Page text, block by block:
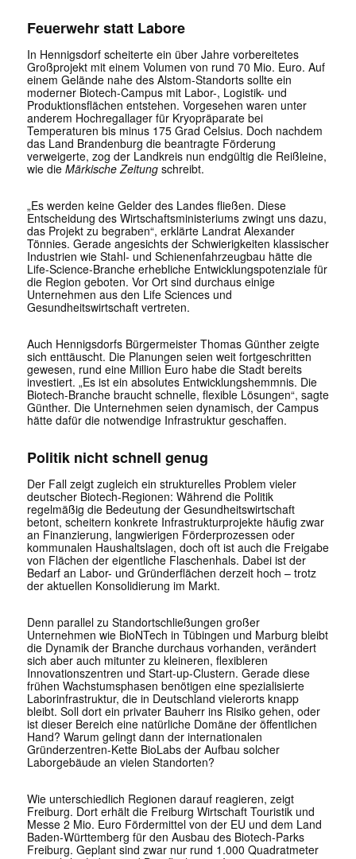
Feuerwehr statt Labore
In Hennigsdorf scheiterte ein über Jahre vorbereitetes
Großprojekt mit einem Volumen von rund 70 Mio. Euro. Auf
einem Gelände nahe des Alstom-Standorts sollte ein
moderner Biotech-Campus mit Labor-, Logistik- und
Produktionsflächen entstehen. Vorgesehen waren unter
anderem Hochregallager für Kryopräparate bei
Temperaturen bis minus 175 Grad Celsius. Doch nachdem
das Land Brandenburg die beantragte Förderung
verweigerte, zog der Landkreis nun endgültig die Reißleine,
wie die Märkische Zeitungschreibt.
„Es werden keine Gelder des Landes fließen. Diese
Entscheidung des Wirtschaftsministeriums zwingt uns dazu,
das Projekt zu begraben“, erklärte Landrat Alexander
Tönnies. Gerade angesichts der Schwierigkeiten klassischer
Industrien wie Stahl- und Schienenfahrzeugbau hätte die
Life-Science-Branche erhebliche Entwicklungspotenziale für
die Region geboten. Vor Ort sind durchaus einige
Unternehmen aus den Life Sciences und
Gesundheitswirtschaft vertreten.
Auch Hennigsdorfs Bürgermeister Thomas Güntherzeigte
sich enttäuscht. Die Planungen seien weit fortgeschritten
gewesen, rund eine Million Euro habe die Stadt bereits
investiert. „Es ist ein absolutes Entwicklungshemmnis. Die
Biotech-Branche braucht schnelle, flexible Lösungen“, sagte
Günther. Die Unternehmen seien dynamisch, der Campus
hätte dafür die notwendige Infrastruktur geschaffen.
Politik nicht schnell genug
Der Fall zeigt zugleich ein strukturelles Problem vieler
deutscher Biotech-Regionen: Während die Politik
regelmäßig die Bedeutung der Gesundheitswirtschaft
betont, scheitern konkrete Infrastrukturprojekte häufig zwar
an Finanzierung, langwierigen Förderprozessen oder
kommunalen Haushaltslagen, doch oft ist auch die Freigabe
von Flächen der eigentliche Flaschenhals. Dabei ist der
Bedarf an Labor- und Gründerflächen derzeit hoch – trotz
der aktuellen Konsolidierung im Markt.
Denn parallel zu Standortschließungen großer
Unternehmen wie BioNTech in Tübingen und Marburg bleibt
die Dynamik der Branche durchaus vorhanden, verändert
sich aber auch mitunter zu kleineren, flexibleren
Innovationszentren und Start-up-Clustern. Gerade diese
frühen Wachstumsphasen benötigen eine spezialisierte
Laborinfrastruktur, die in Deutschland vielerorts knapp
bleibt. Soll dort ein privater Bauherr ins Risiko gehen, oder
ist dieser Bereich eine natürliche Domäne der öffentlichen
Hand? Warum gelingt dann der internationalen
Gründerzentren-Kette BioLabs der Aufbau solcher
Laborgebäude an vielen Standorten?
Wie unterschiedlich Regionen darauf reagieren, zeigt
Freiburg. Dort erhält die Freiburg Wirtschaft Touristik und
Messe2 Mio. Euro Fördermittel von der EU und dem Land
Baden-Württemberg für den Ausbau des Biotech-Parks
Freiburg. Geplant sind zwar nur rund 1.000 Quadratmeter